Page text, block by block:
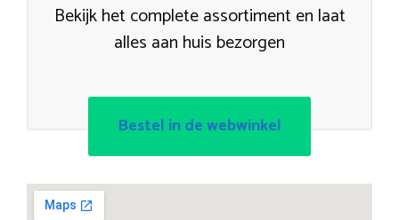
Bekijk het complete assortiment en laat
alles aan huis bezorgen
Bestel in de webwinkel